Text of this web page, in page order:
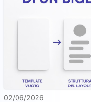
02/06/2026